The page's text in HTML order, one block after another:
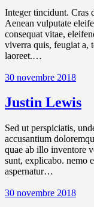
Integer tincidunt. Cras
Aenean vulputate
consequat vitae,
viverra quis, feugiat a,
laoreet.…
30 novembre 2018
Justin Lewis
Sed ut perspiciatis,
accusantium
quae ab illo inventore
sunt, explicabo. nemo
aspernatur…
30 novembre 2018